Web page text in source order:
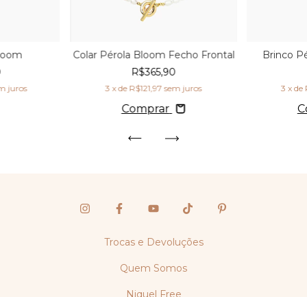
juros
Colar Pérola Bloom Fecho Frontal
R$365,90
3 x de R$121,97 sem juros
Comprar
Brinco
3 x de
Trocas e Devoluções
Quem Somos
Niquel Free